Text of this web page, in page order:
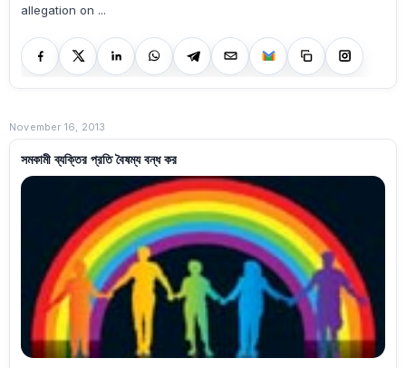
allegation on ...
November 16, 2013
সমকামী ব্যক্তির প্রতি বৈষম্য বন্ধ কর